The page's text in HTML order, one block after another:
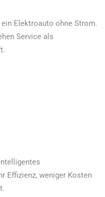
Elektroauto ohne Strom.
Service als
Effizienz, weniger Kosten